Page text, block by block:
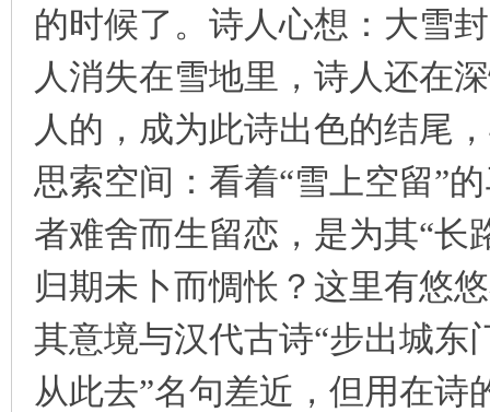
的时候了。诗人心想：大雪
人消失在雪地里，诗人还在
人的，成为此诗出色的结尾
思索空间：看着“雪上空留”
者难舍而生留恋，是为其“长
归期未卜而惆怅？这里有悠
其意境与汉代古诗“步出城东
从此去”名句差近，但用在诗